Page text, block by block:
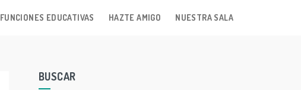
FUNCIONES EDUCATIVAS HAZTE AMIGO NUESTRA SALA
BUSCAR